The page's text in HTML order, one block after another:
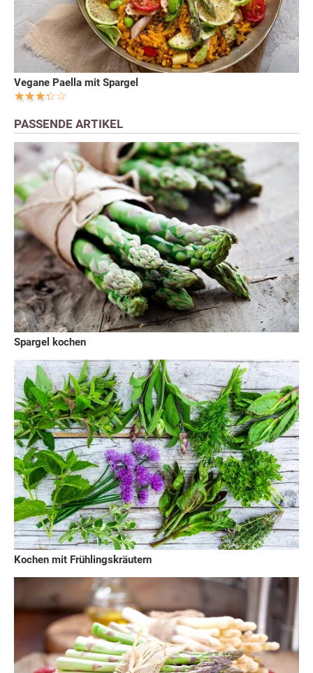
Vegane Paella mit Spargel
PASSENDE ARTIKEL
Spargel kochen
Kochen mit Frühlingskräutern